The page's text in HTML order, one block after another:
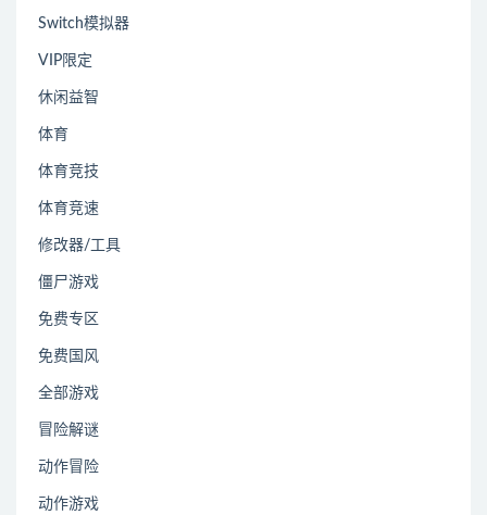
Switch模拟器
VIP限定
休闲益智
体育
体育竞技
体育竞速
修改器/工具
僵尸游戏
免费专区
免费国风
全部游戏
冒险解谜
动作冒险
动作游戏